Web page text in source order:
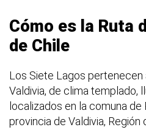
Cómo es la Ruta
de Chile
Los Siete Lagos pertenecen
Valdivia, de clima templado,
localizados en la comuna de
provincia de Valdivia, Región